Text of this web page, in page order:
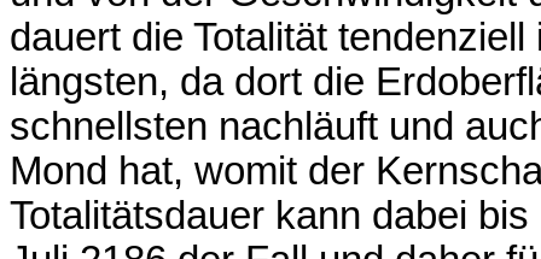
dauert die Totalität
längsten, da dort die
schnellsten nachläuft und
Mond hat, womit der
Totalitätsdauer kann dabei